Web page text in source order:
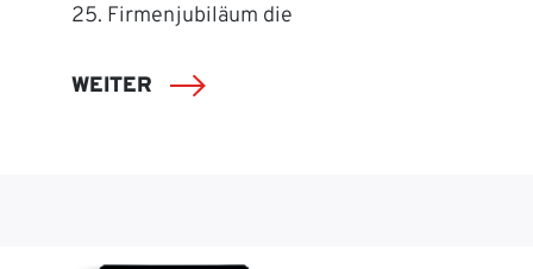
25. Firmenjubiläum die
WEITER